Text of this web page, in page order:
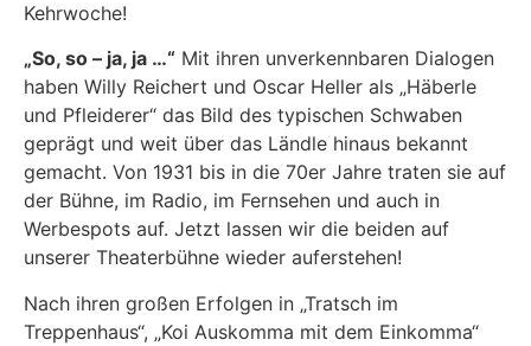
Kehrwoche!
„So, so – ja, ja …“ Mit ihren unverkennbaren Dialogen
haben Willy Reichert und Oscar Heller als „Häberle
und Pfleiderer“ das Bild des typischen Schwaben
geprägt und weit über das Ländle hinaus bekannt
gemacht. Von 1931 bis in die 70er Jahre traten sie auf
der Bühne, im Radio, im Fernsehen und auch in
Werbespots auf. Jetzt lassen wir die beiden auf
unserer Theaterbühne wieder auferstehen!
Nach ihren großen Erfolgen in „Tratsch im
Treppenhaus“, „Koi Auskomma mit dem Einkomma“